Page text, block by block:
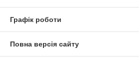
Графік роботи
Повна версія сайту